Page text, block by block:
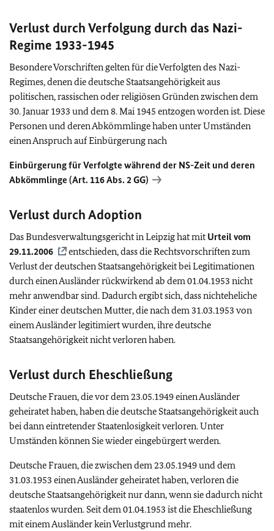
Verlust durch Verfolgung durch das Nazi-
Regime 1933-1945
Besondere Vorschriften gelten für die Verfolgten des Nazi-
Regimes, denen die deutsche Staatsangehörigkeit aus
politischen, rassischen oder religiösen Gründen zwischen dem
30. Januar 1933 und dem 8. Mai 1945 entzogen worden ist. Diese
Personen und deren Abkömmlinge haben unter Umständen
einen Anspruch auf Einbürgerung nach
Einbürgerung für Verfolgte während der NS-Zeit und deren
Abkömmlinge (Art. 116 Abs. 2GG)
Verlust durch Adoption
Das Bundesverwaltungsgericht in Leipzig hat mitUrteil vom
29.11.2006
entschieden, dass die Rechtsvorschriften zum
Verlust der deutschen Staatsangehörigkeit bei Legitimationen
durch einen Ausländer rückwirkend ab dem 01.04.1953 nicht
mehr anwendbar sind. Dadurch ergibt sich, dass nichteheliche
Kinder einer deutschen Mutter, die nach dem 31.03.1953 von
einem Ausländer legitimiert wurden, ihre deutsche
Staatsangehörigkeit nicht verloren haben.
Verlust durch Eheschließung
Deutsche Frauen, die vor dem 23.05.1949 einen Ausländer
geheiratet haben, haben die deutsche Staatsangehörigkeit auch
bei dann eintretender Staatenlosigkeit verloren. Unter
Umständen können Sie wieder eingebürgert werden.
Deutsche Frauen, die zwischen dem 23.05.1949 und dem
31.03.1953 einen Ausländer geheiratet haben, verloren die
deutsche Staatsangehörigkeit nur dann, wenn sie dadurch nicht
staatenlos wurden. Seit dem 01.04.1953 ist die Eheschließung
mit einem Ausländer kein Verlustgrund mehr.